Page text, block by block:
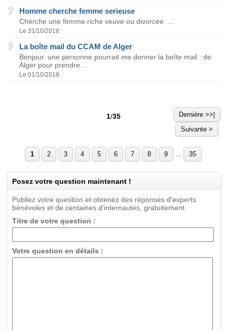
Homme cherche femme serieuse
Cherche une femme riche veuve ou divorcée ....
Le 31/10/2018
La boîte mail du CCAM de Alger
Bonjour. une personne pourrait me donner la boîte mail : de
Alger pour prendre...
Le 01/10/2018
1/35
Dernière >>|
Suivante >
1 2 3 4 5 6 7 8 9 35
Posez votre question maintenant !
Publiez votre question et obtenez des réponses d'experts
bénévoles et de centaines d'internautes, gratuitement.
Titre de votre question :
Votre question en détails :